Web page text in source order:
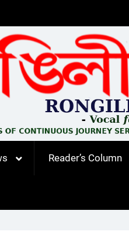
Reader’s Column